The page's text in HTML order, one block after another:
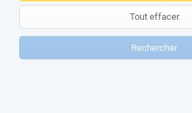
Tout effacer
Rechercher